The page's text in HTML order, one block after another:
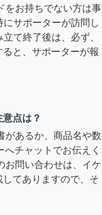
をお持ちでない方は事
サポーターが訪問し
て終了後は、必ず、
と、サポーターが報
点は？
があるか、商品名や数
チャットでお伝えく
お問い合わせは、イケ
てありますので、そ